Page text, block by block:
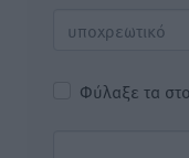
Φύλαξε τα